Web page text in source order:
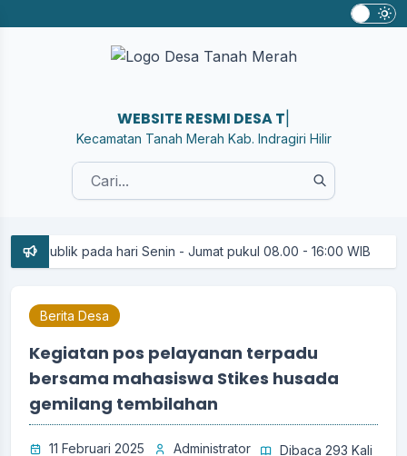
WEBSITE RESMI DESA TANAH M
Kecamatan Tanah Merah Kab. Indragiri Hilir
pada hari Senin - Jumat pukul 08.00 - 16:00 WIB
Berita Desa
Kegiatan pos pelayanan terpadu
bersama mahasiswa Stikes husada
gemilang tembilahan
11 Februari 2025 Administrator Dibaca 293 Kali